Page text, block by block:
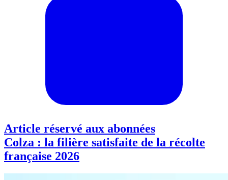
Article réservé aux abonnées
Colza : la filière satisfaite de la récolte
française 2026